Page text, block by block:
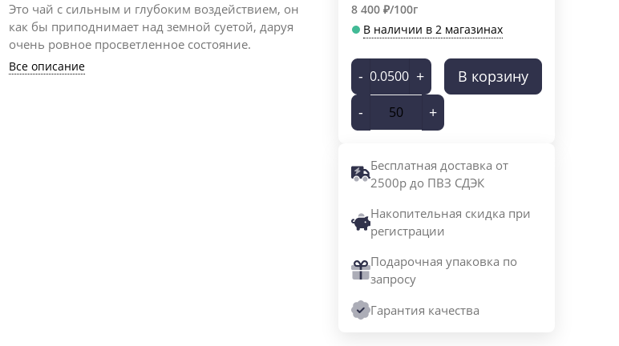
Это чай с сильным и глубоким воздействием, он
как бы приподнимает над земной суетой, даруя
очень ровное просветленное состояние.
Все описание
8 400 ₽/100г
В наличии в 2 магазинах
-
+
-
+
В корзину
Бесплатная доставка от
2500р до ПВЗ СДЭК
Накопительная скидка при
регистрации
Подарочная упаковка по
запросу
Гарантия качества